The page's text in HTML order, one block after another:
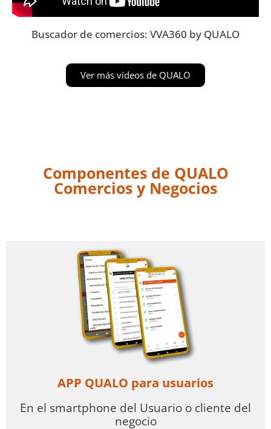
Buscador de comercios: VVA360 by QUALO
Comercios y Negocios
APP QUALO para usuarios
En el smartphone del Usuario o cliente del
negocio